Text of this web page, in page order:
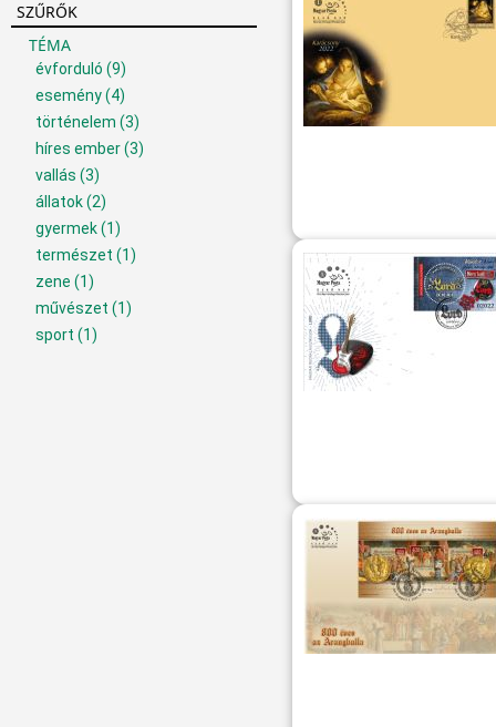
SZŰRŐK
TÉMA
évforduló (9)
esemény(4)
történelem (3)
híres ember(3)
vallás (3)
állatok(2)
gyermek(1)
természet (1)
zene (1)
művészet (1)
sport (1)